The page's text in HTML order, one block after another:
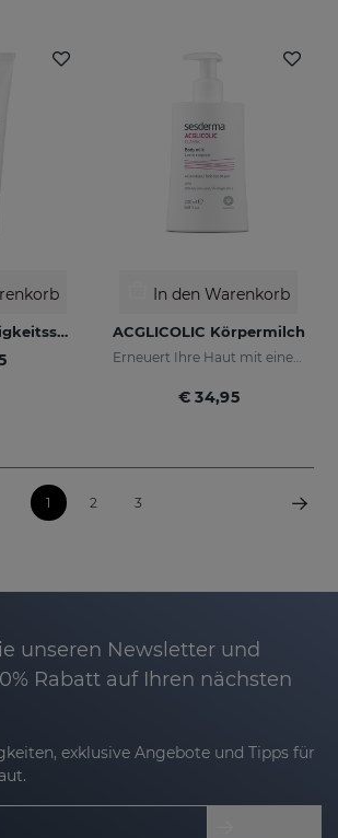
SILKSES Feuchtigkeitsspendender Hautschutz 30 Ml
In den Warenkorb
ACGLICOLIC Körpermilch
Erneuert Ihre Haut mit einer noch nie dagewesenen Wirksamkeit
€ 34,95
1 2 3
unseren Newsletter und
Rabatt auf Ihren nächsten
exklusive Angebote und Tipps für